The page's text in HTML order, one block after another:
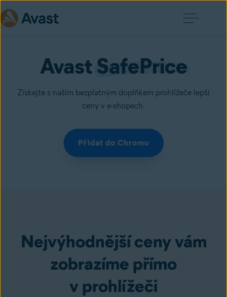
Avast SafePrice
Získejte s naším bezplatným doplňkem prohlížeče lepší
ceny v e-shopech.
Přidat do Chromu
Nejvýhodnější ceny vám
zobrazíme přímo
v prohlížeči